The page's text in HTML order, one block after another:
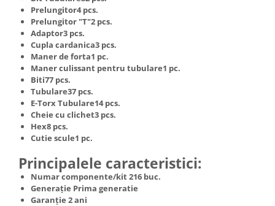
Truse de scule
Truse de lipit PPR
Ventuze cu brate pentru transport
Vibratoare beton
Masini de spalat rufe cu uscator
Uscatoare de rufe
Masini de facut paine
Pachete electrocasnice
incorporabile
Seturi oale
SANDWICH MAKER
Storcatoare de fructe
Prelungitor4 pcs.
Prelungitor "T"2 pcs.
Adaptor3 pcs.
Cupla cardanica3 pcs.
Maner de forta1 pc.
Maner culissant pentru tubulare1 pc.
Biti77 pcs.
Tubulare37 pcs.
E-Torx Tubulare14 pcs.
Cheie cu clichet3 pcs.
Hex8 pcs.
Cutie scule1 pc.
Principalele caracteristici:
Numar componente/kit 216 buc.
Generaţie Prima generatie
Garanție 2 ani